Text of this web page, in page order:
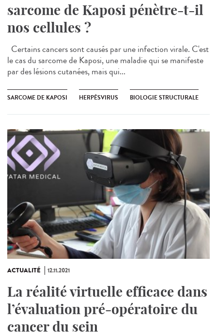
sarcome de Kaposi pénètre-t-il
nos cellules ?
Certains cancers sont causés par une infection virale. C'est
le cas du sarcome de Kaposi, une maladie qui se manifeste
par des lésions cutanées, mais qui...
SARCOME DE KAPOSI HERPÈSVIRUS BIOLOGIE STRUCTURALE
ACTUALITÉ 12.11.2021
La réalité virtuelle efficace dans
l’évaluation pré-opératoire du
cancer du sein